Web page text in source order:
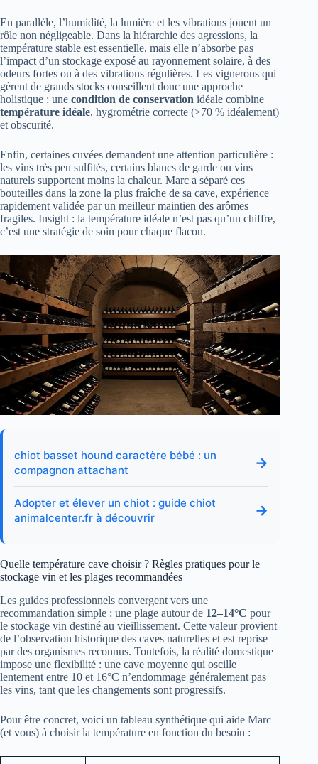
En parallèle, l’humidité, la lumière et les vibrations jouent un
rôle non négligeable. Dans la hiérarchie des agressions, la
température stable est essentielle, mais elle n’absorbe pas
l’impact d’un stockage exposé au rayonnement solaire, à des
odeurs fortes ou à des vibrations régulières. Les vignerons qui
gèrent de grands stocks conseillent donc une approche
holistique : une condition de conservation idéale combine
température idéale, hygrométrie correcte (>70 % idéalement)
et obscurité.
Enfin, certaines cuvées demandent une attention particulière :
les vins très peu sulfités, certains blancs de garde ou vins
naturels supportent moins la chaleur. Marc a séparé ces
bouteilles dans la zone la plus fraîche de sa cave, expérience
rapidement validée par un meilleur maintien des arômes
fragiles. Insight : la température idéale n’est pas qu’un chiffre,
c’est une stratégie de soin pour chaque flacon.
chiot basset hound caractère bébé : un
compagnon attachant
→
Adopter et élever un chiot : guide chiot
animalcenter.fr à découvrir
→
Quelle température cave choisir ? Règles pratiques pour le
stockage vin et les plages recommandées
Les guides professionnels convergent vers une
recommandation simple : une plage autour de 12–14°C pour
le stockage vin destiné au vieillissement. Cette valeur provient
de l’observation historique des caves naturelles et est reprise
par des organismes reconnus. Toutefois, la réalité domestique
impose une flexibilité : une cave moyenne qui oscille
lentement entre 10 et 16°C n’endommage généralement pas
les vins, tant que les changements sont progressifs.
Pour être concret, voici un tableau synthétique qui aide Marc
(et vous) à choisir la température en fonction du besoin :